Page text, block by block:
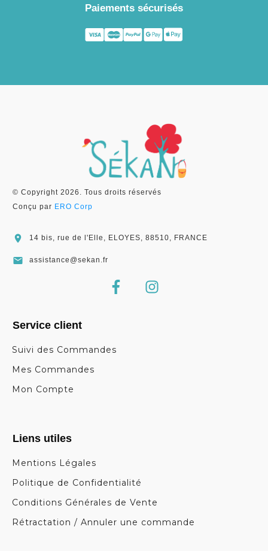
Paiements sécurisés
© Copyright 2026 . Tous droits réservés
Conçu par ERO Corp
14 bis, rue de l'Elle, ELOYES, 88510, FRANCE
assistance@sekan.fr
Service client
Suivi des Commandes
Mes Commandes
Mon Compte
Liens utiles
Mentions Légales
Politique de Confidentialité
Conditions Générales de Vente
Rétractation / Annuler une commande